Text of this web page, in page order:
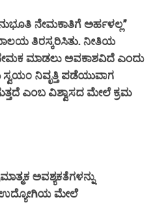
ನೇಮಕಾತಿಗೆ ಅರ್ಹಳಲ್ಲ”
ತಿರಸ್ಕರಿಸಿತು. ನೀತಿಯ
ಮಾಡಲು ಅವಕಾಶವಿದೆ ಎಂದು
ಸ್ವಯಂ ನಿವೃತ್ತಿ ಪಡೆಯುವಾಗ
ಎಂಬ ವಿಶ್ವಾಸದ ಮೇಲೆ ಕ್ರಮ
ಅವಶ್ಯಕತೆಗಳನ್ನು
ಉದ್ಯೋಗಿಯ ಮೇಲೆ